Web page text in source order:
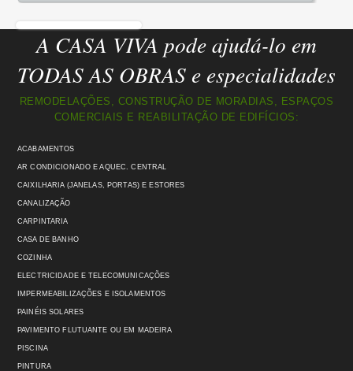
A CASA VIVA pode ajudá-lo em
TODAS AS OBRAS e especialidades
REMODELAÇÕES, CONSTRUÇÃO DE MORADIAS, ESPAÇOS
COMERCIAIS E REABILITAÇÃO DE EDIFÍCIOS:
ACABAMENTOS
AR CONDICIONADO E AQUEC. CENTRAL
CAIXILHARIA (JANELAS, PORTAS) E ESTORES
CANALIZAÇÃO
CARPINTARIA
CASA DE BANHO
COZINHA
ELECTRICIDADE E TELECOMUNICAÇÕES
IMPERMEABILIZAÇÕES E ISOLAMENTOS
PAINÉIS SOLARES
PAVIMENTO FLUTUANTE OU EM MADEIRA
PISCINA
PINTURA